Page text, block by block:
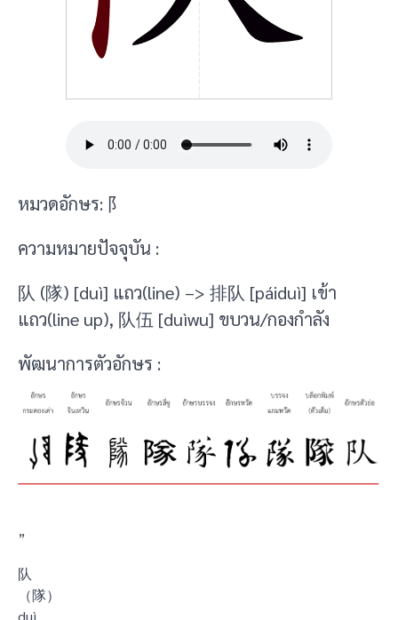
หมวดอักษร: 阝
ความหมายปัจจุบัน :
队 (隊) [duì] แถว(line) –> 排队 [páiduì] เข้า
แถว(line up), 队伍 [duìwu] ขบวน/กองกำลัง
พัฒนาการตัวอักษร :
”
队
（隊）
duì